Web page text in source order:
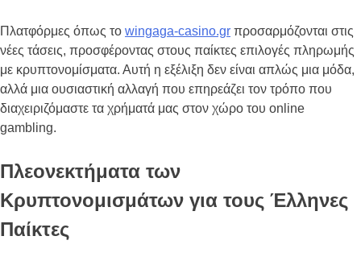
Πλατφόρμες όπως το wingaga-casino.gr προσαρμόζονται στις
νέες τάσεις, προσφέροντας στους παίκτες επιλογές πληρωμής
με κρυπτονομίσματα. Αυτή η εξέλιξη δεν είναι απλώς μια μόδα,
αλλά μια ουσιαστική αλλαγή που επηρεάζει τον τρόπο που
διαχειριζόμαστε τα χρήματά μας στον χώρο του online
gambling.
Πλεονεκτήματα των
Κρυπτονομισμάτων για τους Έλληνες
Παίκτες